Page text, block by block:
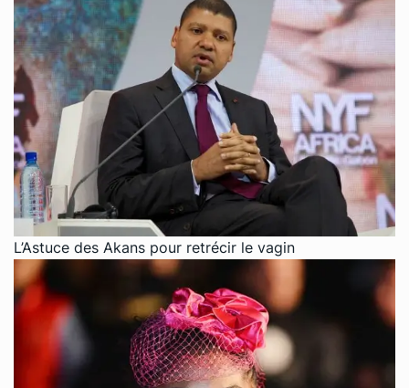
L’Astuce des Akans pour retrécir le vagin